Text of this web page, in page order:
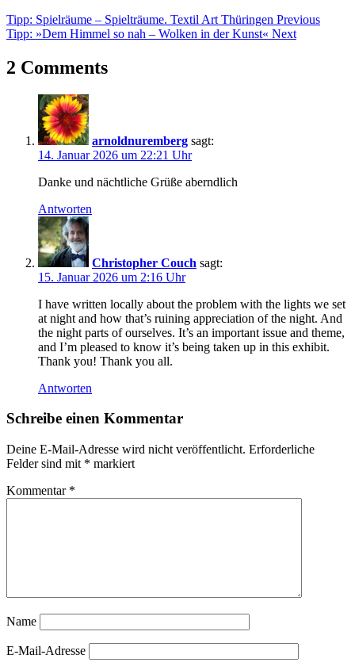
Tags
Anaïs
Andreas
Bunte
Ausstellung
Dana
Sherwood
Dominik
Eulberg
und
Matthias
Garff
Dunkelheit
Exhibition
Fotografie
Gruppenausstellung
Hans
Op
de
Beeck
Kunst
Loïe
Manuela
Mordhorst
Manchot
oshua
Mann
Sarah
Gillespie
Beitragsnavigation
Tipp: Spielräume – Spielträume. Textil Art Thüringen Previous
Tipp: »Dem Himmel so nah – Wolken in der Kunst« Next
2 Comments
arnoldnuremberg sagt:
14. Januar 2026 um 22:21 Uhr
Danke und nächtliche Grüße aberndlich
Antworten
Christopher Couch sagt:
15. Januar 2026 um 2:16 Uhr
I have written locally about the problem with the lights we set
at night and how that’s ruining appreciation of the night. And
the night parts of ourselves. It’s an important issue and theme,
and I’m pleased to know it’s being taken up in this exhibit.
Thank you! Thank you all.
Antworten
Schreibe einen Kommentar
Deine E-Mail-Adresse wird nicht veröffentlicht. Erforderliche
Felder sind mit * markiert
Kommentar *
Name
E-Mail-Adresse